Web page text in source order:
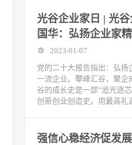
光谷企业家日 | 光
国华：弘扬企业家
2023-01-07
党的二十大报告指出：弘扬
一流企业。攀峰汇谷，聚企
谷的成长史是一部“追光逐
创新创业创造史。用最高礼
强信心稳经济促发